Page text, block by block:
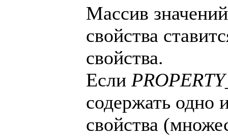
Массив
свойства
свойства.
Если
содержать одно
свойства